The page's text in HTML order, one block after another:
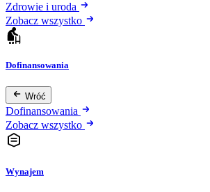
Zdrowie i uroda
Zobacz wszystko
Dofinansowania
Wróć
Dofinansowania
Zobacz wszystko
Wynajem